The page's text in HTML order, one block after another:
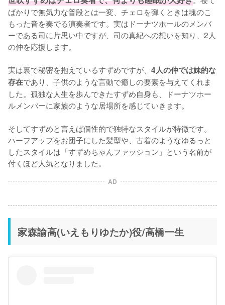
ばかりで無気力な普段とは一変、チェロを弾くときは魂のこ
もった音を奏でる演奏者です。実はドーナツホールのメンバ
ーである司に片思い中ですが、司の真紀への想いを知り、2人
の仲を応援します。
実は裏で秘密を抱えているすずめですが、 4人の仲では妹的な
存在であり、子供のような言動で癒しの要素を与えてくれま
した。孤独な人生を歩んできたすずめ自身も、ドーナツホー
ルメンバーに家族のような居場所を感じていきます。
そしてすずめと言えば個性的で独特なスタイルが特徴です。
ハーフアップをお団子にした髪型や、古着のようなゆるっと
したスタイルは「すずめちゃんファッション」という名前が
付くほど人気となりました。
AD
家森諭高(いえもりゆたか)役/高橋一生